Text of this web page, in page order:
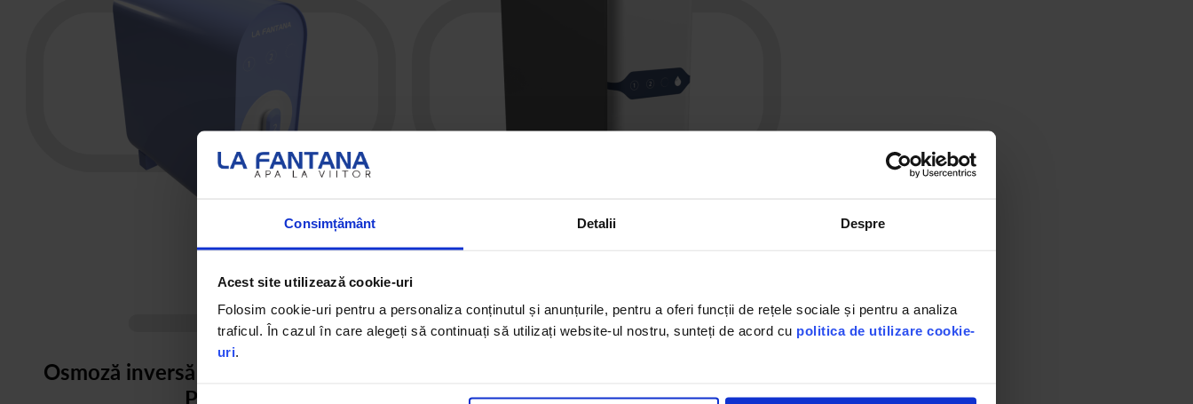
Consimțământ Detalii Despre
Acest site utilizează cookie-uri
Folosim cookie-uri pentru a personaliza conținutul și anunțurile, pentru a oferi funcții de rețele sociale și pentru a analiza
traficul. În cazul în care alegeți să continuați să utilizați website-ul nostru, sunteți de acord cu politica de utilizare cookie-
uri.
Osmoză inversă în pachet VECTOR
PLUS
PRO